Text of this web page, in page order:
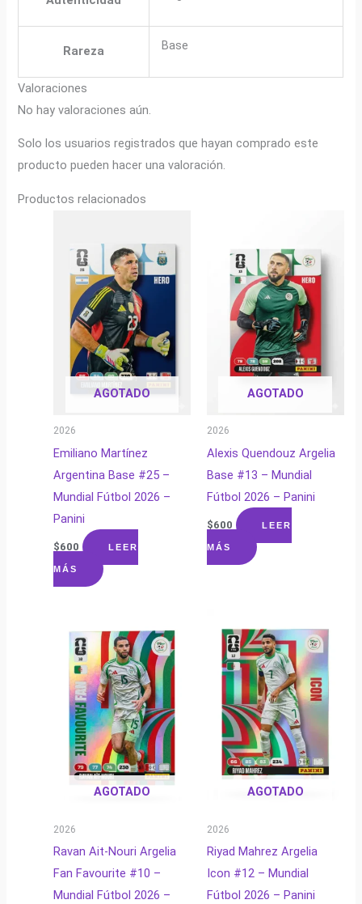
Rareza Base
Valoraciones
No hay valoraciones aún.
Solo los usuarios registrados que hayan comprado este
producto pueden hacer una valoración.
Productos relacionados
AGOTADO
2026
Emiliano Martínez
Argentina Base #25 –
Mundial Fútbol 2026 –
Panini
$600 LEER
MÁS
AGOTADO
2026
Alexis Quendouz Argelia
Base #13 – Mundial
Fútbol 2026 – Panini
$600 LEER
MÁS
AGOTADO
2026
Ravan Ait-Nouri Argelia
Fan Favourite #10 –
Mundial Fútbol 2026 –
AGOTADO
2026
Riyad Mahrez Argelia
Icon #12 – Mundial
Fútbol 2026 – Panini